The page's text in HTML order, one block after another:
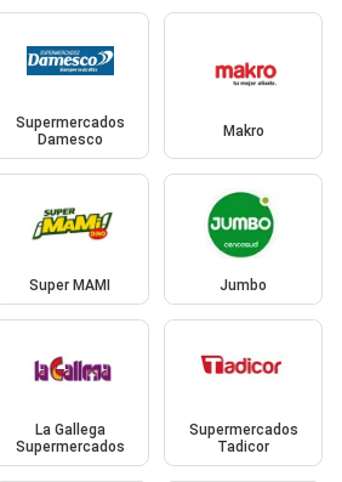
Supermercados
Damesco
Makro
Super MAMI Jumbo
La Gallega
Supermercados
Supermercados
Tadicor